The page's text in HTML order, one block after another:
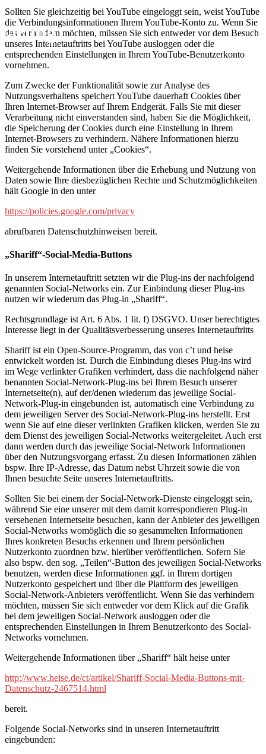
Sollten Sie gleichzeitig bei YouTube eingeloggt sein, weist YouTube
die Verbindungsinformationen Ihrem YouTube-Konto zu. Wenn Sie
das verhindern möchten, müssen Sie sich entweder vor dem Besuch
unseres Internetauftritts bei YouTube ausloggen oder die
entsprechenden Einstellungen in Ihrem YouTube-Benutzerkonto
vornehmen.
Zum Zwecke der Funktionalität sowie zur Analyse des
Nutzungsverhaltens speichert YouTube dauerhaft Cookies über
Ihren Internet-Browser auf Ihrem Endgerät. Falls Sie mit dieser
Verarbeitung nicht einverstanden sind, haben Sie die Möglichkeit,
die Speicherung der Cookies durch eine Einstellung in Ihrem
Internet-Browsers zu verhindern. Nähere Informationen hierzu
finden Sie vorstehend unter „Cookies“.
Weitergehende Informationen über die Erhebung und Nutzung von
Daten sowie Ihre diesbezüglichen Rechte und Schutzmöglichkeiten
hält Google in den unter
https://policies.google.com/privacy
abrufbaren Datenschutzhinweisen bereit.
„Shariff“-Social-Media-Buttons
In unserem Internetauftritt setzten wir die Plug-ins der nachfolgend
genannten Social-Networks ein. Zur Einbindung dieser Plug-ins
nutzen wir wiederum das Plug-in „Shariff“.
Rechtsgrundlage ist Art. 6 Abs. 1 lit. f) DSGVO. Unser berechtigtes
Interesse liegt in der Qualitätsverbesserung unseres Internetauftritts
Shariff ist ein Open-Source-Programm, das von c’t und heise
entwickelt worden ist. Durch die Einbindung dieses Plug-ins wird
im Wege verlinkter Grafiken verhindert, dass die nachfolgend näher
benannten Social-Network-Plug-ins bei Ihrem Besuch unserer
Internetseite(n), auf der/denen wiederum das jeweilige Social-
Network-Plug-in eingebunden ist, automatisch eine Verbindung zu
dem jeweiligen Server des Social-Network-Plug-ins herstellt. Erst
wenn Sie auf eine dieser verlinkten Grafiken klicken, werden Sie zu
dem Dienst des jeweiligen Social-Networks weitergeleitet. Auch erst
dann werden durch das jeweilige Social-Network Informationen
über den Nutzungsvorgang erfasst. Zu diesen Informationen zählen
bspw. Ihre IP-Adresse, das Datum nebst Uhrzeit sowie die von
Ihnen besuchte Seite unseres Internetauftritts.
Sollten Sie bei einem der Social-Network-Dienste eingeloggt sein,
während Sie eine unserer mit dem damit korrespondieren Plug-in
versehenen Internetseite besuchen, kann der Anbieter des jeweiligen
Social-Networks womöglich die so gesammelten Informationen
Ihres konkreten Besuchs erkennen und Ihrem persönlichen
Nutzerkonto zuordnen bzw. hierüber veröffentlichen. Sofern Sie
also bspw. den sog. „Teilen“-Button des jeweiligen Social-Networks
benutzen, werden diese Informationen ggf. in Ihrem dortigen
Nutzerkonto gespeichert und über die Plattform des jeweiligen
Social-Network-Anbieters veröffentlicht. Wenn Sie das verhindern
möchten, müssen Sie sich entweder vor dem Klick auf die Grafik
bei dem jeweiligen Social-Network ausloggen oder die
entsprechenden Einstellungen in Ihrem Benutzerkonto des Social-
Networks vornehmen.
Weitergehende Informationen über „Shariff“ hält heise unter
http://www.heise.de/ct/artikel/Shariff-Social-Media-Buttons-mit-
Datenschutz-2467514.html
bereit.
Folgende Social-Networks sind in unseren Internetauftritt
eingebunden: